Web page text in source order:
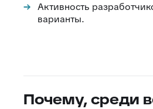
Активность
варианты.
Почему, среди